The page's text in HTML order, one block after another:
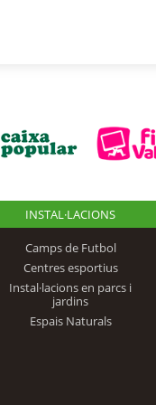
INSTAL·LACIONS
Camps de Futbol
Centres esportius
Instal·lacions en parcs i
jardins
Espais Naturals